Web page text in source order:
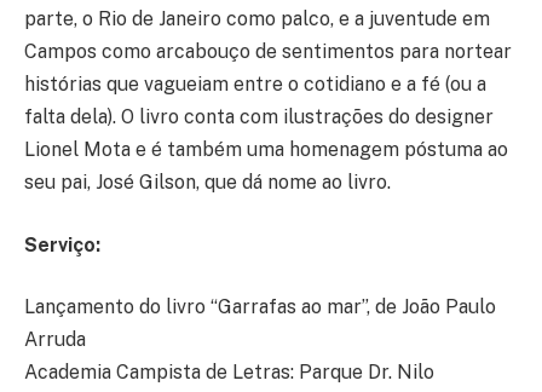
parte, o Rio de Janeiro como palco, e a juventude em
Campos como arcabouço de sentimentos para nortear
histórias que vagueiam entre o cotidiano e a fé (ou a
falta dela). O livro conta com ilustrações do designer
Lionel Mota e é também uma homenagem póstuma ao
seu pai, José Gilson, que dá nome ao livro.
Serviço:
Lançamento do livro “Garrafas ao mar”, de João Paulo
Arruda
Academia Campista de Letras: Parque Dr. Nilo